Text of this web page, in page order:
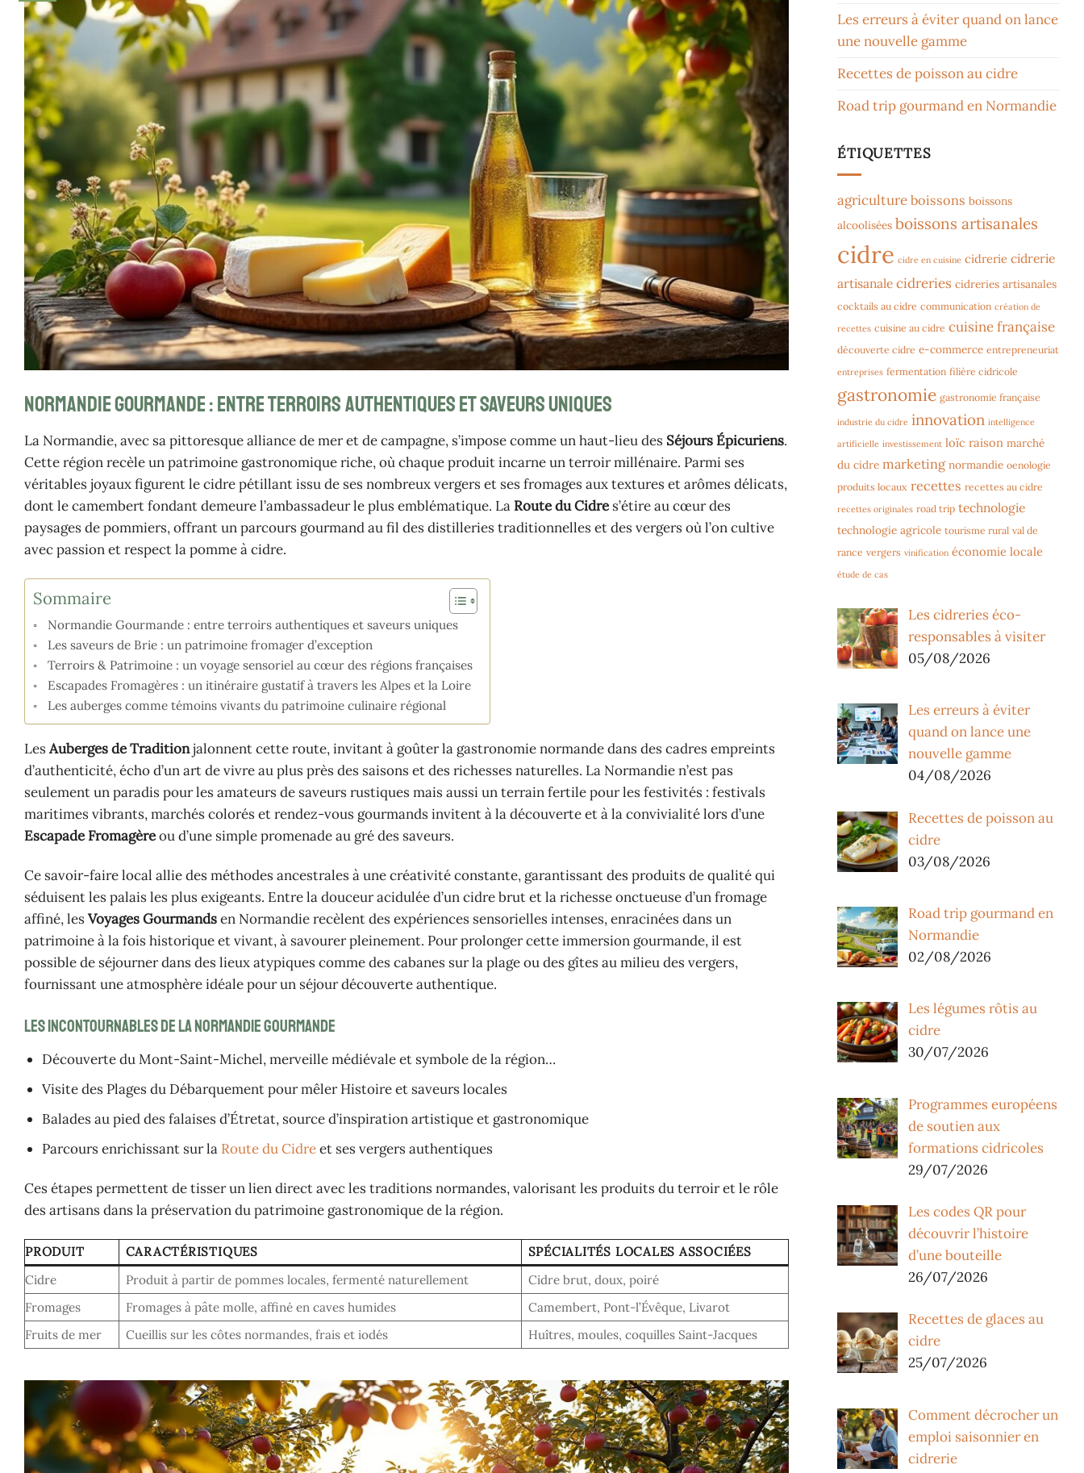
Normandie Gourmande : entre terroirs authentiques et saveurs uniques
La Normandie, avec sa pittoresque alliance de mer et de campagne, s’impose comme un haut-lieu des Séjours Épicuriens.
Cette région recèle un patrimoine gastronomique riche, où chaque produit incarne un terroir millénaire. Parmi ses
véritables joyaux figurent le cidre pétillant issu de ses nombreux vergers et ses fromages aux textures et arômes délicats,
dont le camembert fondant demeure l’ambassadeur le plus emblématique. La Route du Cidre s’étire au cœur des
paysages de pommiers, offrant un parcours gourmand au fil des distilleries traditionnelles et des vergers où l’on cultive
avec passion et respect la pomme à cidre.
Sommaire
Normandie Gourmande : entre terroirs authentiques et saveurs uniques
Les saveurs de Brie : un patrimoine fromager d’exception
Terroirs & Patrimoine : un voyage sensoriel au cœur des régions françaises
Escapades Fromagères : un itinéraire gustatif à travers les Alpes et la Loire
Les auberges comme témoins vivants du patrimoine culinaire régional
LesAuberges de Traditionjalonnent cette route, invitant à goûter la gastronomie normande dans des cadres empreints
d’authenticité, écho d’un art de vivre au plus près des saisons et des richesses naturelles. La Normandie n’est pas
seulement un paradis pour les amateurs de saveurs rustiques mais aussi un terrain fertile pour les festivités : festivals
maritimes vibrants, marchés colorés et rendez-vous gourmands invitent à la découverte et à la convivialité lors d’une
Escapade Fromagèreou d’une simple promenade au gré des saveurs.
Ce savoir-faire local allie des méthodes ancestrales à une créativité constante, garantissant des produits de qualité qui
séduisent les palais les plus exigeants. Entre la douceur acidulée d’un cidre brut et la richesse onctueuse d’un fromage
affiné, les Voyages Gourmandsen Normandie recèlent des expériences sensorielles intenses, enracinées dans un
patrimoine à la fois historique et vivant, à savourer pleinement. Pour prolonger cette immersion gourmande, il est
possible de séjourner dans des lieux atypiques comme des cabanes sur la plage ou des gîtes au milieu des vergers,
fournissant une atmosphère idéale pour un séjour découverte authentique.
Les incontournables de la Normandie gourmande
Découverte du Mont-Saint-Michel, merveille médiévale et symbole de la région…
Visite des Plages du Débarquement pour mêler Histoire et saveurs locales
Balades au pied des falaises d’Étretat, source d’inspiration artistique et gastronomique
Parcours enrichissant sur la Route du Cidreet ses vergers authentiques
Ces étapes permettent de tisser un lien direct avec les traditions normandes, valorisant les produits du terroir et le rôle
des artisans dans la préservation du patrimoine gastronomique de la région.
PRODUIT CARACTÉRISTIQUES
SPÉCIALITÉS LOCALES ASSOCIÉES
Cidre
Produit à partir de pommes locales, fermenté naturellement
Cidre brut, doux, poiré
Fromages
Fromages à pâte molle, affiné en caves humides
Camembert, Pont-l’Évêque, Livarot
Fruits de mer
Cueillis sur les côtes normandes, frais et iodés Huîtres, moules, coquilles Saint-Jacques
Les erreurs à éviter quand on lance
une nouvelle gamme
Recettes de poisson au cidre
Road trip gourmand en Normandie
ÉTIQUETTES
agriculture boissons boissons
alcoolisées boissons artisanales
cidre cidre en cuisine cidrerie cidrerie
artisanale cidreries cidreries artisanales
cocktails au cidre communication création de
recettes cuisine au cidre cuisine française
découverte cidre e-commerce entrepreneuriat
entreprises fermentation filière cidricole
gastronomie gastronomie française
industrie du cidre innovation intelligence
artificielle investissement loïc raison marché
du cidre marketing normandie oenologie
produits locaux recettes recettes au cidre
recettes originales road trip technologie
technologie agricole tourisme rural val de
rance vergers vinification économie locale
étude de cas
Les cidreries éco-
responsables à visiter
05/08/2026
Les erreurs à éviter
quand on lance une
nouvelle gamme
04/08/2026
Recettes de poisson au
cidre
03/08/2026
Road trip gourmand en
Normandie
02/08/2026
Les légumes rôtis au
cidre
30/07/2026
Programmes européens
de soutien aux
formations cidricoles
29/07/2026
Les codes QR pour
découvrir l’histoire
d’une bouteille
26/07/2026
Recettes de glaces au
cidre
25/07/2026
Comment décrocher un
emploi saisonnier en
cidrerie